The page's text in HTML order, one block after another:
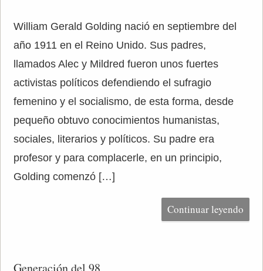
William Gerald Golding nació en septiembre del
año 1911 en el Reino Unido. Sus padres,
llamados Alec y Mildred fueron unos fuertes
activistas políticos defendiendo el sufragio
femenino y el socialismo, de esta forma, desde
pequeño obtuvo conocimientos humanistas,
sociales, literarios y políticos. Su padre era
profesor y para complacerle, en un principio,
Golding comenzó […]
Continuar leyendo
Generación del 98